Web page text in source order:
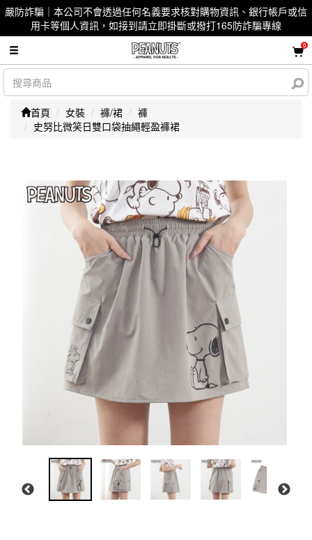
嚴防詐騙｜本公司不會透過任何名義要求核對購物資訊、銀行帳戶或信
用卡等個人資訊，如接到請立即掛斷或撥打165防詐騙專線
0
首頁 女裝 褲/裙
褲
史努比微笑日雙口袋抽繩輕盈褲裙